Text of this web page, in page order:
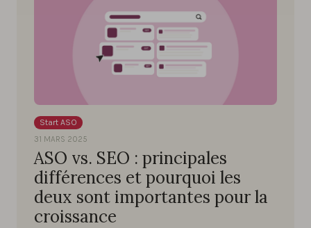
Start ASO
31 MARS 2025
ASO vs. SEO : principales
différences et pourquoi les
deux sont importantes pour la
croissance